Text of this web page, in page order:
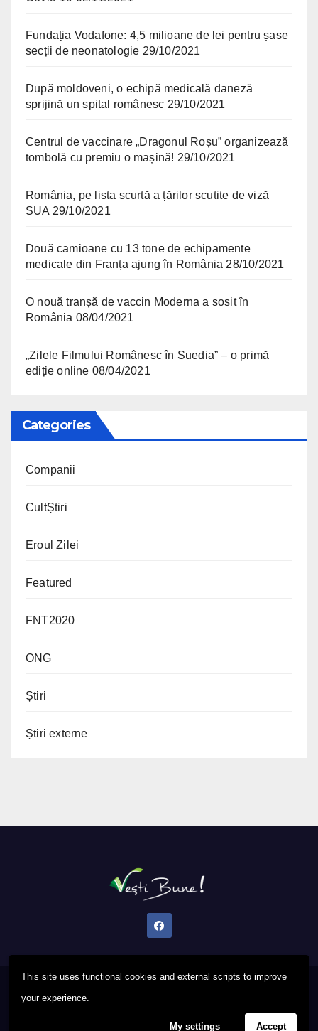
This site uses functional cookies and external scripts to improve
your experience.
My settings Accept
Fundația Vodafone: 4,5 milioane de lei pentru șase
secții de neonatologie 29/10/2021
După moldoveni, o echipă medicală daneză
sprijină un spital românesc 29/10/2021
Centrul de vaccinare „Dragonul Roșu” organizează
tombolă cu premiu o mașină! 29/10/2021
România, pe lista scurtă a țărilor scutite de viză
SUA 29/10/2021
Două camioane cu 13 tone de echipamente
medicale din Franța ajung în România 28/10/2021
O nouă tranșă de vaccin Moderna a sosit în
România 08/04/2021
„Zilele Filmului Românesc în Suedia” – o primă
ediție online 08/04/2021
Categories
Companii
CultȘtiri
Eroul Zilei
Featured
FNT2020
ONG
Știri
Știri externe
Proudly powered by WordPress
Privacy PolicyFAQ